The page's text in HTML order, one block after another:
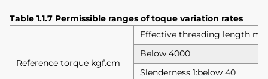
Table 1.1.7 Permissible ranges of toque variation rates
Reference torque kgf.cm
Effective threading length
Below 4000
Slenderness 1:below 40